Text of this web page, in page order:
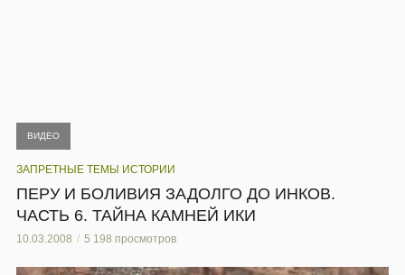
ВИДЕО
ЗАПРЕТНЫЕ ТЕМЫ ИСТОРИИ
ПЕРУ И БОЛИВИЯ ЗАДОЛГО ДО ИНКОВ.
ЧАСТЬ 6. ТАЙНА КАМНЕЙ ИКИ
10.03.2008 5 198 просмотров